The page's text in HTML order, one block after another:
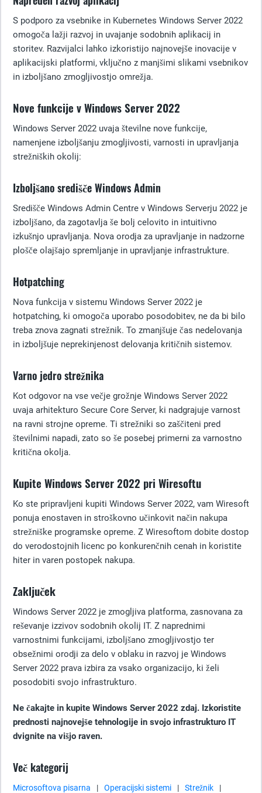
S podporo za vsebnike in Kubernetes Windows Server 2022
omogoča lažji razvoj in uvajanje sodobnih aplikacij in
storitev. Razvijalci lahko izkoristijo najnovejše inovacije v
aplikacijski platformi, vključno z manjšimi slikami vsebnikov
in izboljšano zmogljivostjo omrežja.
Nove funkcije v Windows Server 2022
Windows Server 2022 uvaja številne nove funkcije,
namenjene izboljšanju zmogljivosti, varnosti in upravljanja
strežniških okolij:
Izboljšano središče Windows Admin
Središče Windows Admin Centre v Windows Serverju 2022 je
izboljšano, da zagotavlja še bolj celovito in intuitivno
izkušnjo upravljanja. Nova orodja za upravljanje in nadzorne
plošče olajšajo spremljanje in upravljanje infrastrukture.
Hotpatching
Nova funkcija v sistemu Windows Server 2022 je
hotpatching, ki omogoča uporabo posodobitev, ne da bi bilo
treba znova zagnati strežnik. To zmanjšuje čas nedelovanja
in izboljšuje neprekinjenost delovanja kritičnih sistemov.
Varno jedro strežnika
Kot odgovor na vse večje grožnje Windows Server 2022
uvaja arhitekturo Secure Core Server, ki nadgrajuje varnost
na ravni strojne opreme. Ti strežniki so zaščiteni pred
številnimi napadi, zato so še posebej primerni za varnostno
kritična okolja.
Kupite Windows Server 2022 pri Wiresoftu
Ko ste pripravljeni kupiti Windows Server 2022, vam Wiresoft
ponuja enostaven in stroškovno učinkovit način nakupa
strežniške programske opreme. Z Wiresoftom dobite dostop
do verodostojnih licenc po konkurenčnih cenah in koristite
hiter in varen postopek nakupa.
Zaključek
Windows Server 2022 je zmogljiva platforma, zasnovana za
reševanje izzivov sodobnih okolij IT. Z naprednimi
varnostnimi funkcijami, izboljšano zmogljivostjo ter
obsežnimi orodji za delo v oblaku in razvoj je Windows
Server 2022 prava izbira za vsako organizacijo, ki želi
posodobiti svojo infrastrukturo.
Ne čakajte in kupite Windows Server 2022 zdaj. Izkoristite
prednosti najnovejše tehnologije in svojo infrastrukturo IT
dvignite na višjo raven.
Več kategorij
Microsoftova pisarna | Operacijski sistemi | Strežnik
|